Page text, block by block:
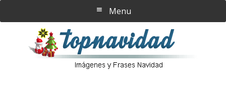
al
principal
a
Menu